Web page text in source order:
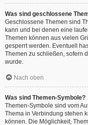
Was sind geschlossene
Geschlossene Themen sind
kann und bei denen eine
Themen können aus vielen
gesperrt werden. Eventuell
Themen zu schließen, sofern
wurde.
Nach oben
Was sind Themen-Symbole?
Themen-Symbole sind vom
Thema in Verbindung stehen
können. Die Möglichkeit,